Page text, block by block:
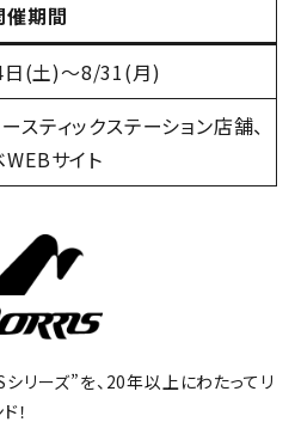
催期間
(土)～8/31(月)
スティックステーション店舗、
WEBサイト
リーズ”を、20年以上にわたってリ
！